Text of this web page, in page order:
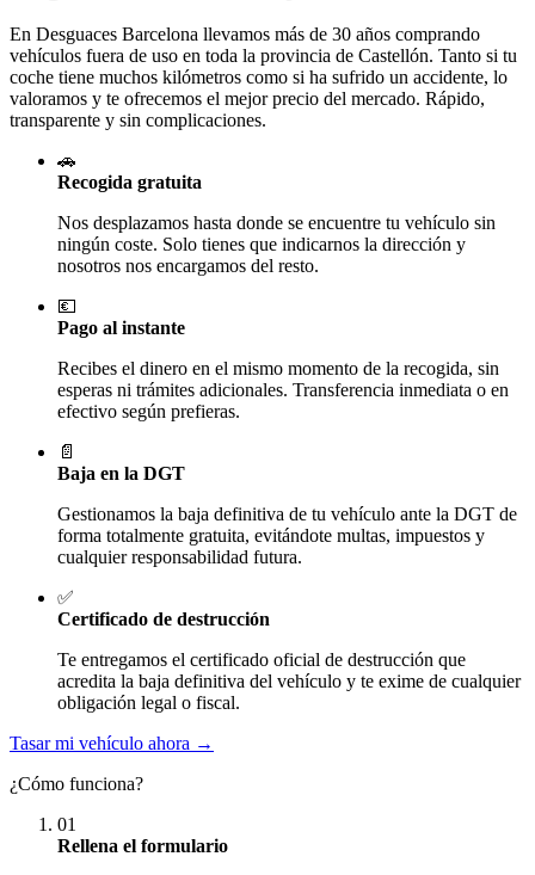
En Desguaces Barcelona llevamos más de 30 años comprando
vehículos fuera de uso en toda la provincia de Castellón. Tanto si tu
coche tiene muchos kilómetros como si ha sufrido un accidente, lo
valoramos y te ofrecemos el mejor precio del mercado. Rápido,
transparente y sin complicaciones.
🚗
Recogida gratuita
Nos desplazamos hasta donde se encuentre tu vehículo sin
ningún coste. Solo tienes que indicarnos la dirección y
nosotros nos encargamos del resto.
💶
Pago al instante
Recibes el dinero en el mismo momento de la recogida, sin
esperas ni trámites adicionales. Transferencia inmediata o en
efectivo según prefieras.
📄
Baja en la DGT
Gestionamos la baja definitiva de tu vehículo ante la DGT de
forma totalmente gratuita, evitándote multas, impuestos y
cualquier responsabilidad futura.
✅
Certificado de destrucción
Te entregamos el certificado oficial de destrucción que
acredita la baja definitiva del vehículo y te exime de cualquier
obligación legal o fiscal.
Tasar mi vehículo ahora →
¿Cómo funciona?
01
Rellena el formulario